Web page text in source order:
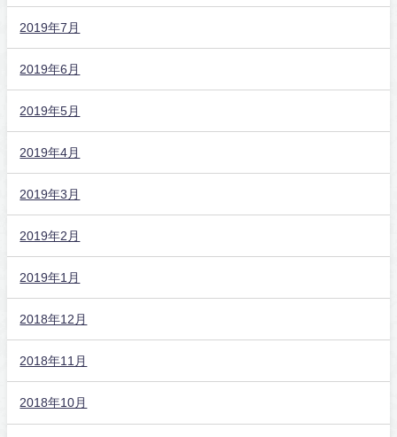
2019年7月
2019年6月
2019年5月
2019年4月
2019年3月
2019年2月
2019年1月
2018年12月
2018年11月
2018年10月